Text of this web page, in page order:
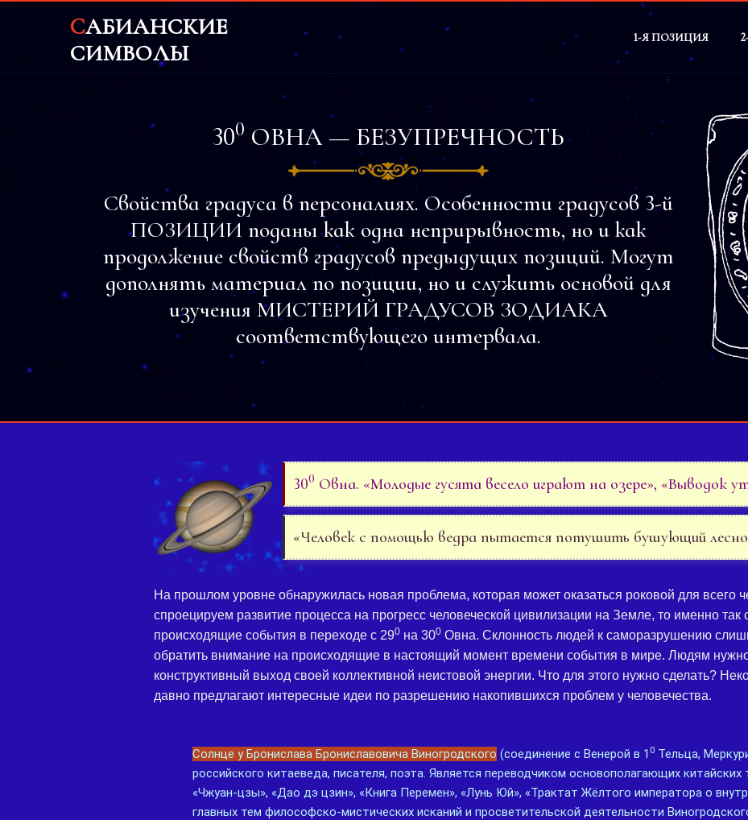
CАБИАНСКИЕ
СИМВОЛЫ
1-Я ПОЗИЦИЯ
300 ОВНА — БЕЗУПРЕЧНОСТЬ
Свойства градуса в персоналиях. Особенности градусов 3-й
ПОЗИЦИИ поданы как одна неприрывность, но и как
продолжение свойств градусов предыдущих позиций. Могут
дополнять материал по позиции, но и служить основой для
изучения МИСТЕРИЙ ГРАДУСОВ ЗОДИАКА
соответствующего интервала.
300 Овна. «Молодые гусята весело играют на озере», «Выводок
«Человек с помощью ведра пытается потушить бушующий
На прошлом уровне обнаружилась новая проблема, которая может оказаться роковой для всего
спроецируем развитие процесса на прогресс человеческой цивилизации на Земле, то именно так
происходящие события в переходе с 290 на 300 Овна. Склонность людей к саморазрушению
обратить внимание на происходящие в настоящий момент времени события в мире. Людям нужно
конструктивный выход своей коллективной неистовой энергии. Что для этого нужно сделать?
давно предлагают интересные идеи по разрешению накопившихся проблем у человечества.
Солнце у Бронислава Брониславовича Виногродского (соединение с Венерой в 1 0 Тельца,
российского китаеведа, писателя, поэта. Является переводчиком основополагающих китайских
«Чжуан-цзы», «Дао дэ цзин», «Книга Перемен», «Лунь Юй», «Трактат Жёлтого императора о
главных тем философско-мистических исканий и просветительской деятельности